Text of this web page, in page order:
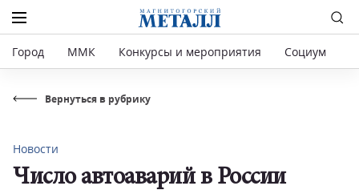
Город ММК Конкурсы и мероприятия Социум
Вернуться в рубрику
Новости
Число автоаварий в России